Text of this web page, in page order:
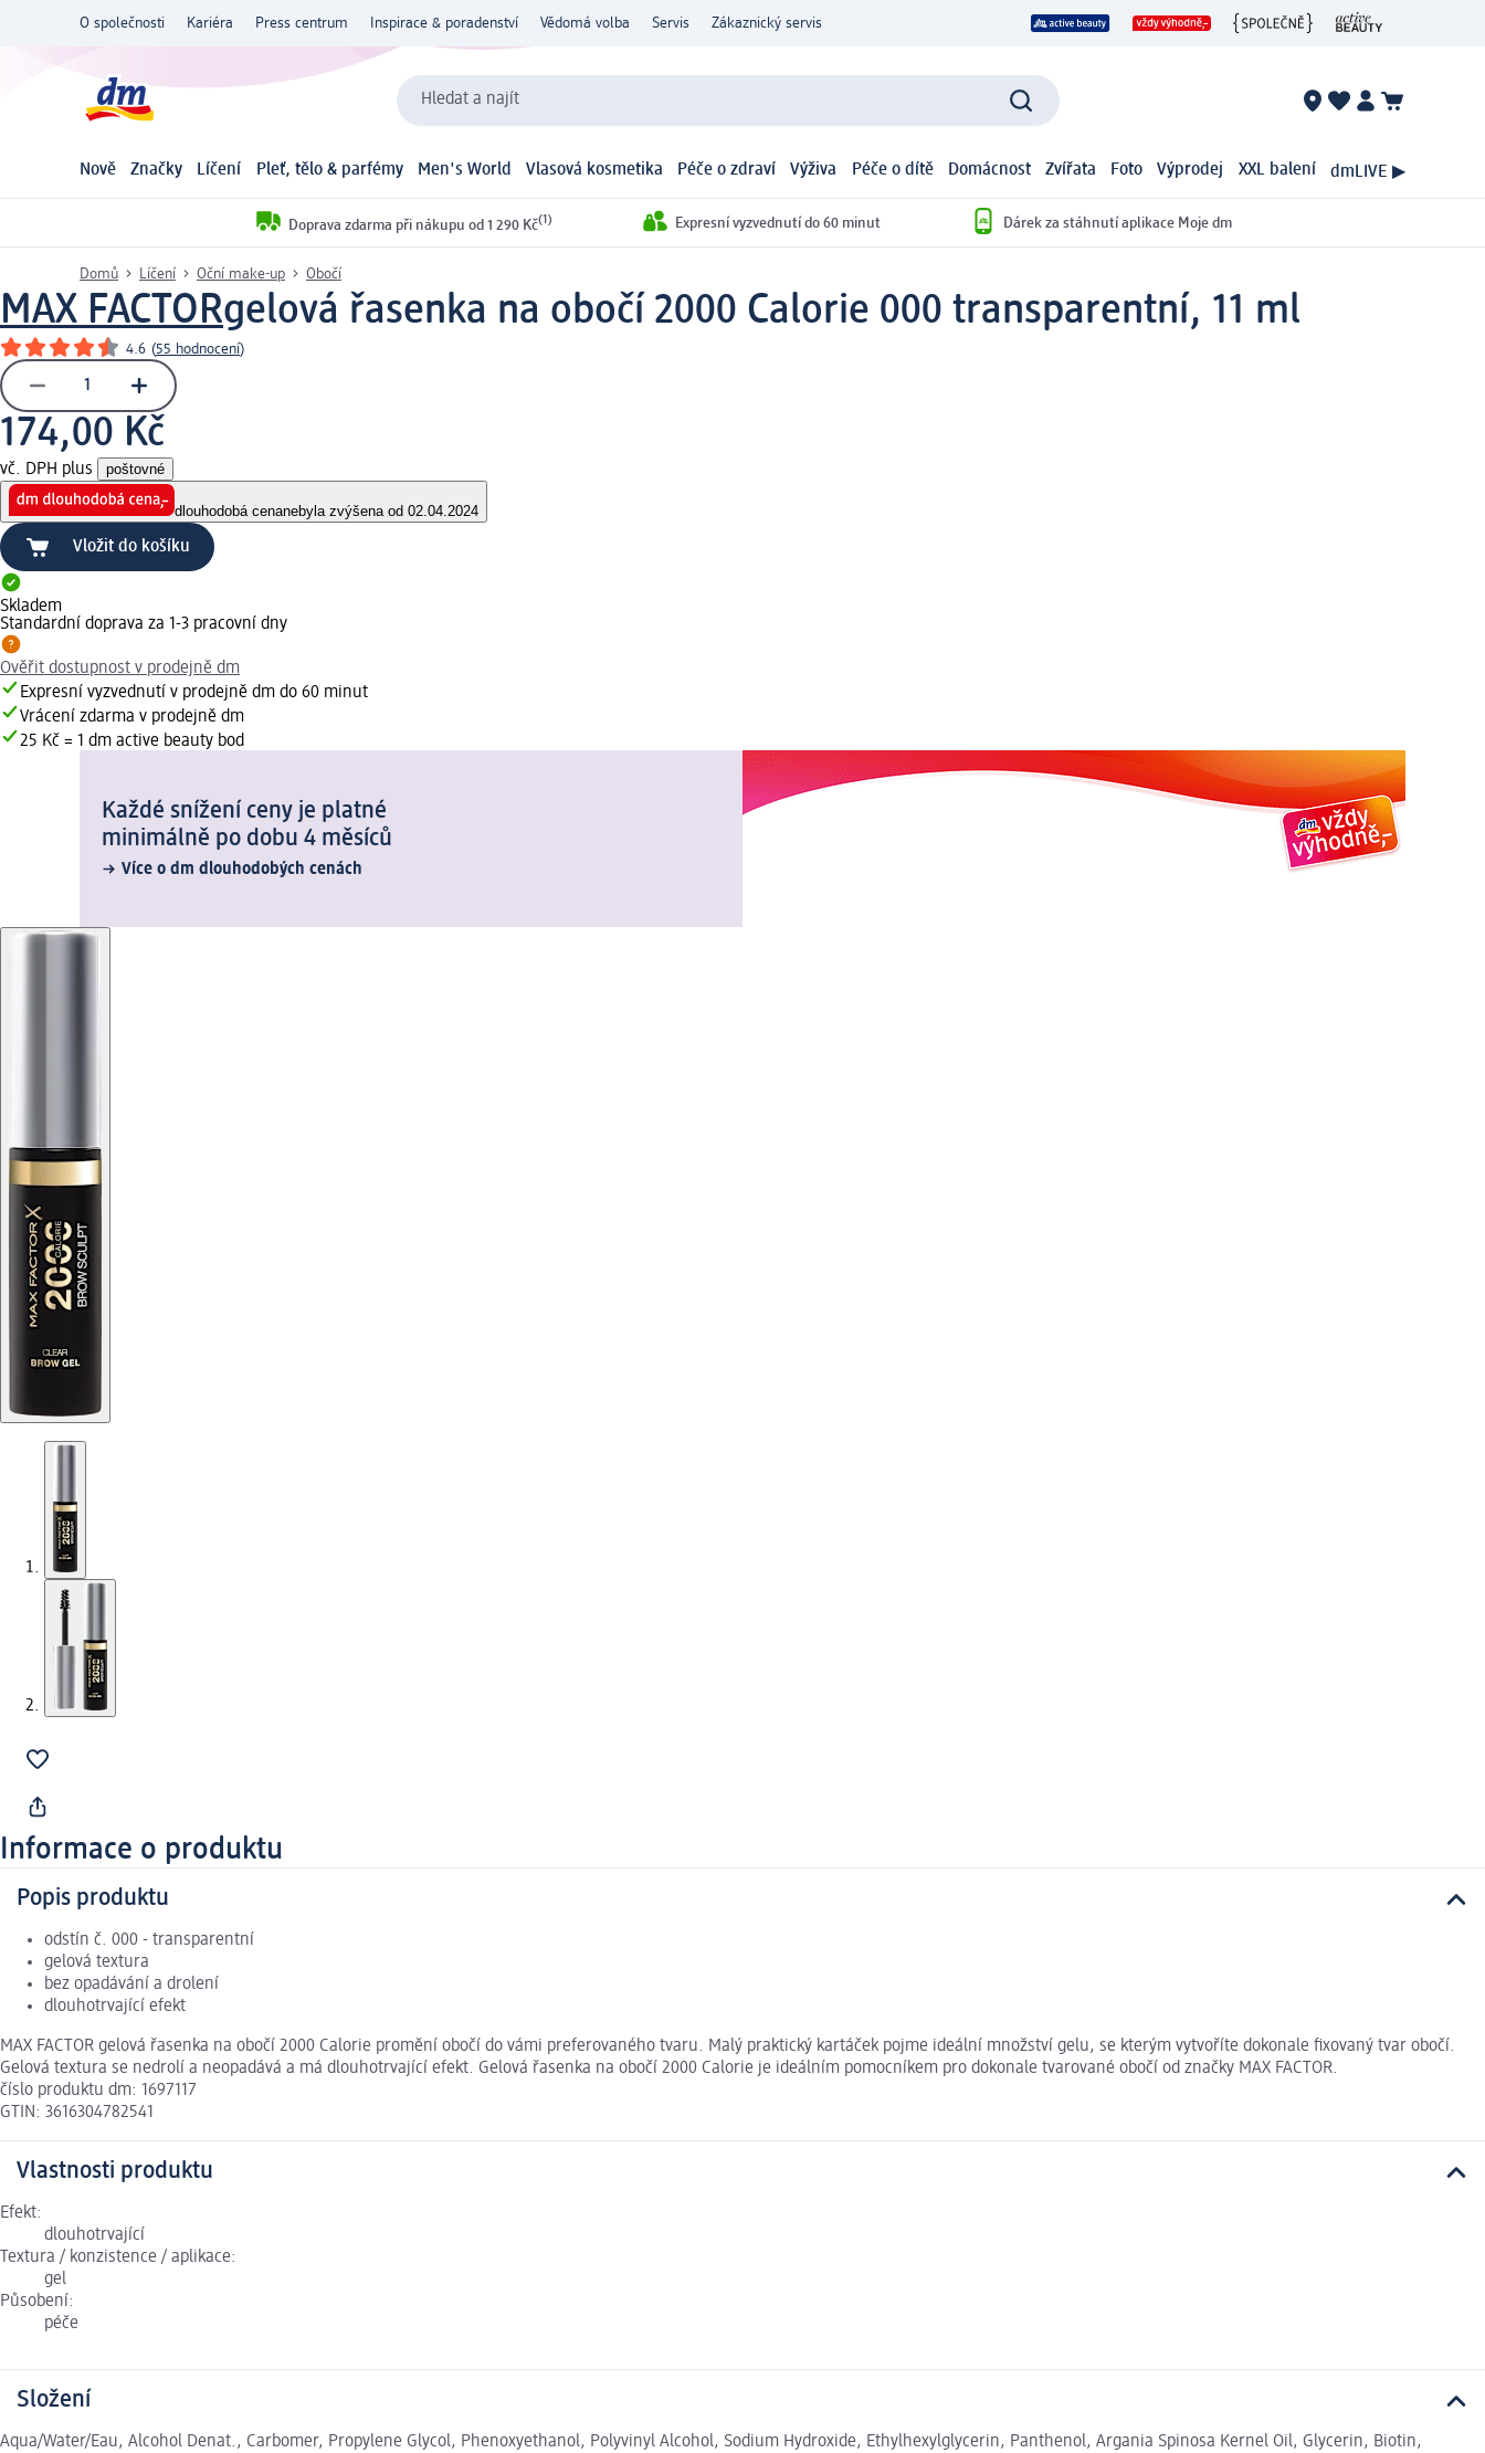
O společnosti Kariéra Press centrum Inspirace & poradenství Vědomá volba Servis Zákaznický servis
Hledat a najít
Nově Značky Líčení Pleť, tělo & parfémy Men's World Vlasová kosmetika Péče o zdraví Výživa Péče o dítě Domácnost Zvířata Foto Výprodej XXL balení dmLIVE ▶
Doprava zdarma při nákupu od 1 290 Kč(1) Expresní vyzvednutí do 60 minut Dárek za stáhnutí aplikace Moje dm
Domů Líčení Oční make-up Obočí
MAX FACTORgelová řasenka na obočí 2000 Calorie 000 transparentní, 11 ml
4.6 (55 hodnocení)
174,00 Kč
vč. DPH plus poštovné
dlouhodobá cenanebyla zvýšena od 02.04.2024
Vložit do košíku
Skladem
Standardní doprava za 1-3 pracovní dny
Ověřit dostupnost v prodejně dm
Expresní vyzvednutí v prodejně dm do 60 minut
Vrácení zdarma v prodejně dm
25 Kč = 1 dm active beauty bod
Každé snížení ceny je platné
minimálně po dobu 4 měsíců
Více o dm dlouhodobých cenách
Informace o produktu
Popis produktu
odstín č. 000 - transparentní
gelová textura
bez opadávání a drolení
dlouhotrvající efekt
MAX FACTOR gelová řasenka na obočí 2000 Calorie promění obočí do vámi preferovaného tvaru. Malý praktický kartáček pojme ideální množství gelu, se kterým vytvoříte dokonale fixovaný tvar obočí.
Gelová textura se nedrolí a neopadává a má dlouhotrvající efekt. Gelová řasenka na obočí 2000 Calorie je ideálním pomocníkem pro dokonale tvarované obočí od značky MAX FACTOR.
číslo produktu dm: 1697117
GTIN: 3616304782541
Vlastnosti produktu
Efekt:
dlouhotrvající
Textura / konzistence / aplikace:
gel
Působení:
péče
Složení
Aqua/Water/Eau, Alcohol Denat., Carbomer, Propylene Glycol, Phenoxyethanol, Polyvinyl Alcohol, Sodium Hydroxide, Ethylhexylglycerin, Panthenol, Argania Spinosa Kernel Oil, Glycerin, Biotin,